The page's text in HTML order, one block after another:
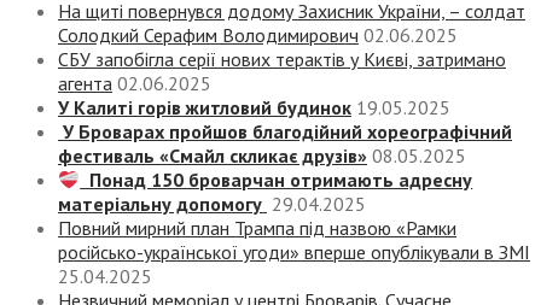
На щиті повернувся додому Захисник України, – солдат
Солодкий Серафим Володимирович 02.06.2025
СБУ запобігла серії нових терактів у Києві, затримано
агента 02.06.2025
У Калиті горів житловий будинок 19.05.2025
У Броварах пройшов благодійний хореографічний
фестиваль «Смайл скликає друзів» 08.05.2025
Понад 150 броварчан отримають адресну
матеріальну допомогу 29.04.2025
Повний мирний план Трампа під назвою «‎Рамки
російсько-української угоди» вперше опублікували в ЗМІ
25.04.2025